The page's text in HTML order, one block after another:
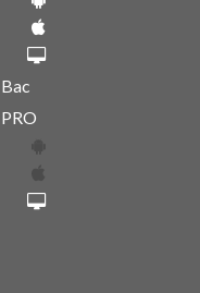
Bac
PRO